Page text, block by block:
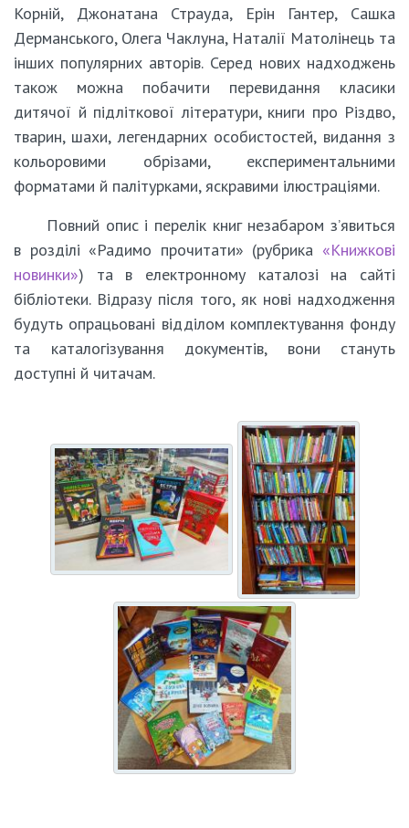
Корній, Джонатана Страуда, Ерін Гантер, Сашка
Дерманського, Олега Чаклуна, Наталії Матолінець та
інших популярних авторів. Серед нових надходжень
також можна побачити перевидання класики
дитячої й підліткової літератури, книги про Різдво,
тварин, шахи, легендарних особистостей, видання з
кольоровими обрізами, експериментальними
форматами й палітурками, яскравими ілюстраціями.
Повний опис і перелік книг незабаром з’явиться
в розділі «Радимо прочитати» (рубрика «Книжкові
новинки») та в електронному каталозі на сайті
бібліотеки. Відразу після того, як нові надходження
будуть опрацьовані відділом комплектування фонду
та каталогізування документів, вони стануть
доступні й читачам.